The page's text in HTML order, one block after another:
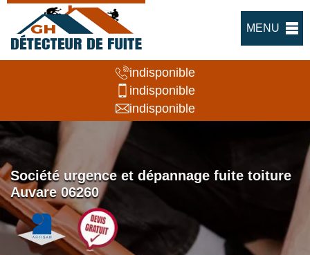
MENU
indisponible
indisponible
indisponible
Société urgence et dépannage fuite toiture
Auvare 06260